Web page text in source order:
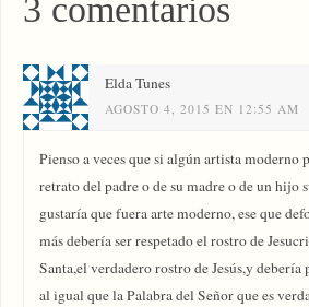
3 comentarios
Elda Tunes
AGOSTO 4, 2015 EN 12:55 AM
Pienso a veces que si algún artista moderno
retrato del padre o de su madre o de un hijo
gustaría que fuera arte moderno, ese que
más debería ser respetado el rostro de
Santa,el verdadero rostro de Jesús,y
al igual que la Palabra del Señor que es